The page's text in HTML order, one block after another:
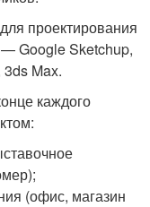
проектирования
Google Sketchup,
Max.
каждого
(офис, магазин